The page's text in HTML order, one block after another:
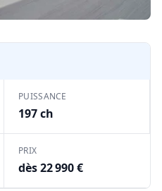
PUISSANCE
197 ch
PRIX
dès 22 990 €